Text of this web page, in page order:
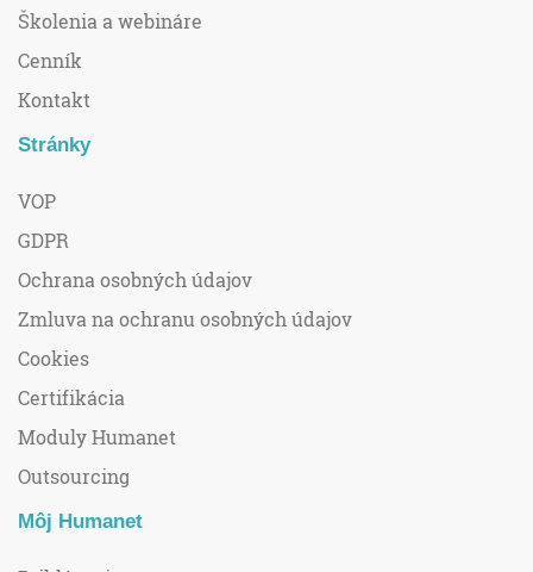
Školenia a webináre
Cenník
Kontakt
Stránky
VOP
GDPR
Ochrana osobných údajov
Zmluva na ochranu osobných údajov
Cookies
Certifikácia
Moduly Humanet
Outsourcing
Môj Humanet